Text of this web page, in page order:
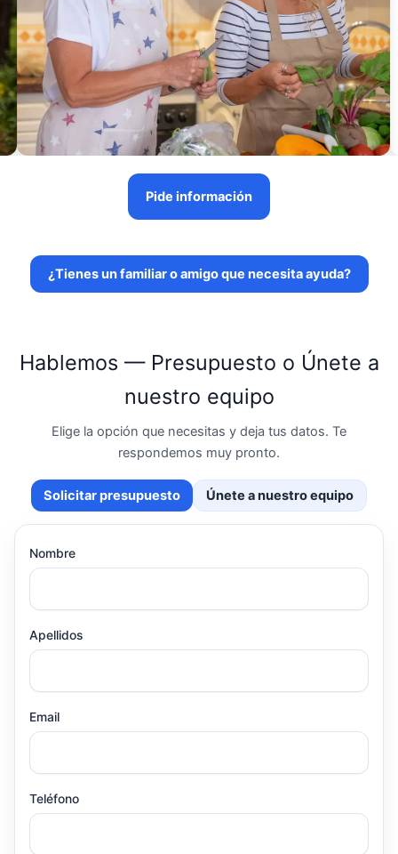
Pide información
¿Tienes un familiar o amigo que necesita ayuda?
Hablemos — Presupuesto o Únete a
nuestro equipo
Elige la opción que necesitas y deja tus datos. Te
respondemos muy pronto.
Solicitar presupuesto Únete a nuestro equipo
Nombre
Apellidos
Email
Teléfono